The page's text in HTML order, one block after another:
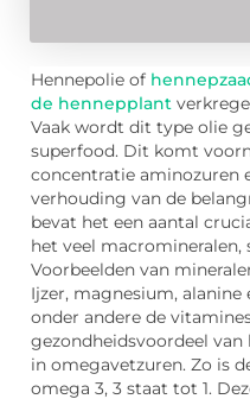
Hennepolie of
de hennepplant
Vaak wordt dit type olie
superfood. Dit komt
concentratie aminozuren
verhouding van de
bevat het een aantal
het veel macromineralen,
Voorbeelden van
Ijzer, magnesium, alanine
onder andere de
gezondheidsvoordeel
in omegavetzuren. Zo is
omega 3, 3 staat tot 1.